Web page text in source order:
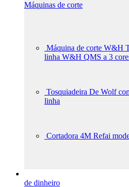
Máquinas de corte
Máquina de corte W&H
linha W&H QMS a 3
Tosquiadeira De Wolf
linha
Cortadora 4M Refai
de dinheiro